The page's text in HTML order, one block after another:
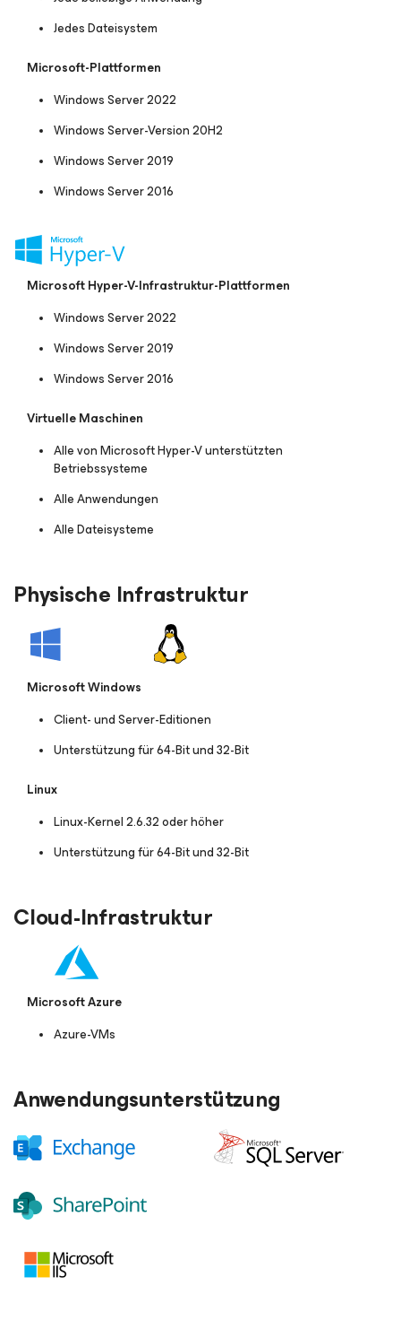
Jedes Dateisystem
Microsoft-Plattformen
Windows Server 2022
Windows Server-Version 20H2
Windows Server 2019
Windows Server 2016
Microsoft Hyper-V-Infrastruktur-Plattformen
Windows Server 2022
Windows Server 2019
Windows Server 2016
Virtuelle Maschinen
Alle von Microsoft Hyper-V unterstützten
Betriebssysteme
Alle Anwendungen
Alle Dateisysteme
Physische Infrastruktur
Microsoft Windows
Client- und Server-Editionen
Unterstützung für 64-Bit und 32-Bit
Linux
Linux-Kernel 2.6.32 oder höher
Unterstützung für 64-Bit und 32-Bit
Cloud-Infrastruktur
Microsoft Azure
Azure-VMs
Anwendungsunterstützung